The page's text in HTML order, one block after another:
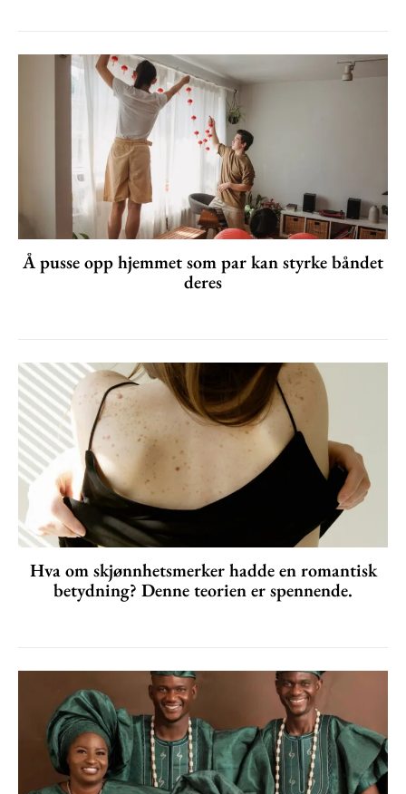
Å pusse opp hjemmet som par kan styrke båndet
deres
Hva om skjønnhetsmerker hadde en romantisk
betydning? Denne teorien er spennende.